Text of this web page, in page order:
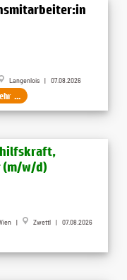
Langenlois | 07.08.2026
...
(m​/w​/d)
| Zwettl | 07.08.2026